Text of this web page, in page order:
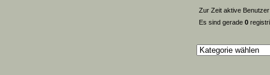
Zur Zeit aktive
Es sind gerade 0